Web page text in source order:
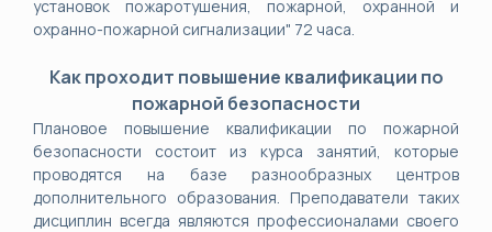
установок пожаротушения, пожарной, охранной и
охранно-пожарной сигнализации" 72 часа.
Как проходит повышение квалификации по
пожарной безопасности
Плановое повышение квалификации по пожарной
безопасности состоит из курса занятий, которые
проводятся на базе разнообразных центров
дополнительного образования. Преподаватели таких
дисциплин всегда являются профессионалами своего